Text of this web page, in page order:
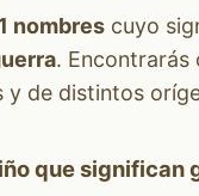
nombrescuyo
. Encontrarás
y de distintos
que significan